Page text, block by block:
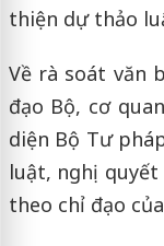
thiện dự thảo
Về rà soát văn
đạo Bộ, cơ
diện Bộ Tư
luật, nghị
theo chỉ đạo